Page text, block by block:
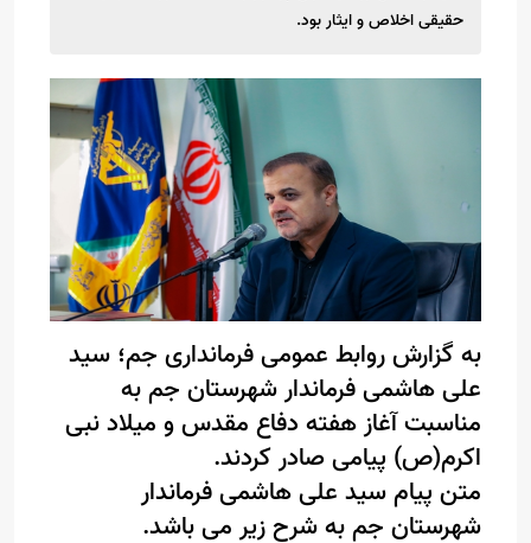
حقیقی اخلاص و ایثار بود.
به گزارش روابط عمومی فرمانداری جم؛ سید
علی هاشمی فرماندار شهرستان جم به
مناسبت آغاز هفته دفاع مقدس و میلاد نبی
اکرم(ص) پیامی صادر کردند.
متن پیام سید علی هاشمی فرماندار
شهرستان جم به شرح زیر می باشد.